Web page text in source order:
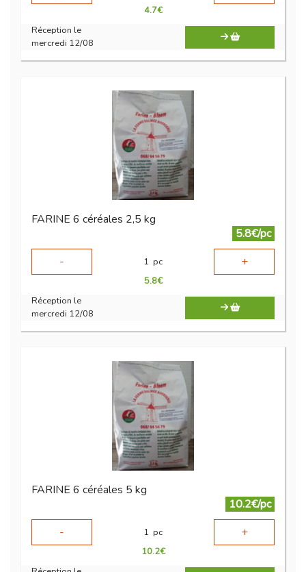
4.7€
Réception le
mercredi 12/08
FARINE 6 céréales 2,5 kg
5.8€/pc
-
1 pc +
5.8€
Réception le
mercredi 12/08
FARINE 6 céréales 5 kg
10.2€/pc
-
1 pc +
10.2€